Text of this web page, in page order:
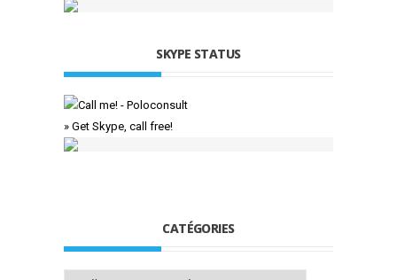
SKYPE STATUS
» Get Skype, call free!
CATÉGORIES